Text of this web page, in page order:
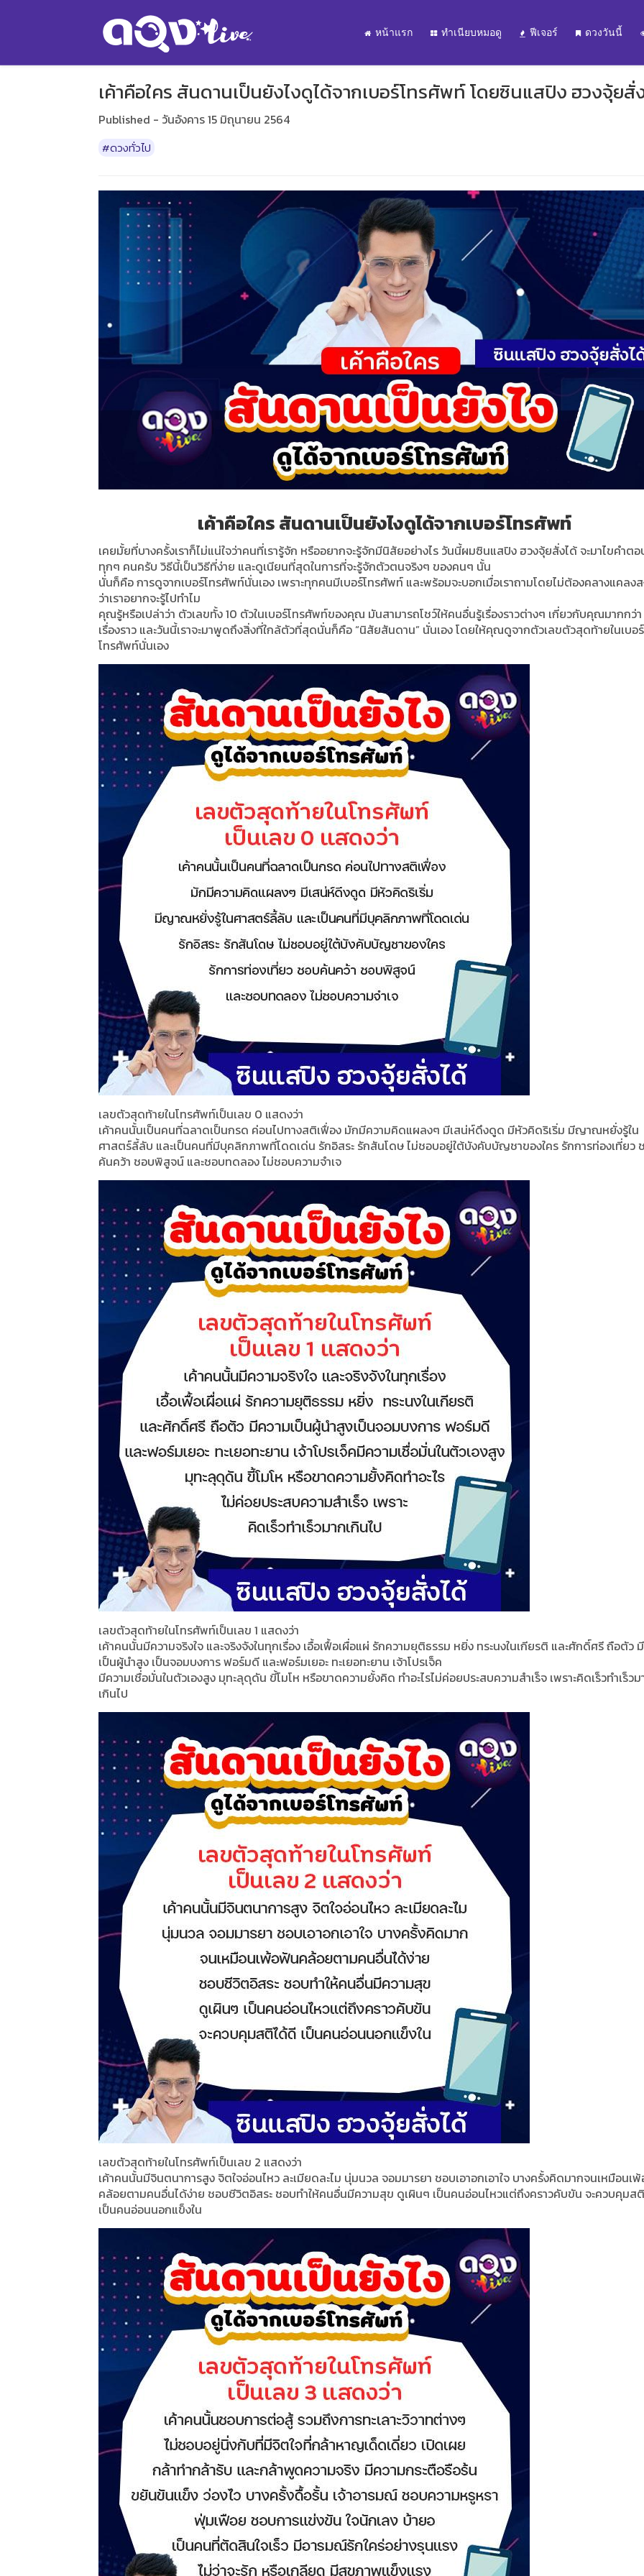
หน้าแรก ทำเนียบหมอดู ฟีเจอร์ ดวงวันนี้
เค้าคือใคร สันดานเป็นยังไงดูได้จากเบอร์โทรศัพท์ โดยซินแสปิง ฮวงจุ้ยสั่
Published - วันอังคาร 15 มิถุนายน 2564
#ดวงทั่วไป
เค้าคือใคร สันดานเป็นยังไงดูได้จากเบอร์โทรศัพท์
เคยมั้ยที่บางครั้งเราก็ไม่แน่ใจว่าคนที่เรารู้จัก หรืออยากจะรู้จักมีนิสัยอย่างไร วันนี้ผมซินแสปิง ฮวงจุ้ยสั่งได้ จะมาไขคำตอ
ทุกๆ คนครับ วิธีนี้เป็นวิธีที่ง่าย และดูเนียนที่สุดในการที่จะรู้จักตัวตนจริงๆ ของคนๆ นั้น
นั่นก็คือ การดูจากเบอร์โทรศัพท์นั่นเอง เพราะทุกคนมีเบอร์โทรศัพท์ และพร้อมจะบอกเมื่อเราถามโดยไม่ต้องคลางแคลง
ว่าเราอยากจะรู้ไปทำไม
คุณรู้หรือเปล่าว่า ตัวเลขทั้ง 10 ตัวในเบอร์โทรศัพท์ของคุณ มันสามารถโชว์ให้คนอื่นรู้เรื่องราวต่างๆ เกี่ยวกับคุณมากกว่า
เรื่องราว และวันนี้เราจะมาพูดถึงสิ่งที่ใกล้ตัวที่สุดนั่นก็คือ “นิสัยสันดาน” นั่นเอง โดยให้คุณดูจากตัวเลขตัวสุดท้ายในเบอร์
โทรศัพท์นั่นเอง
เลขตัวสุดท้ายในโทรศัพท์เป็นเลข 0 แสดงว่า
เค้าคนนั้นเป็นคนที่ฉลาดเป็นกรด ค่อนไปทางสติเฟื่อง มักมีความคิดแผลงๆ มีเสน่ห์ดึงดูด มีหัวคิดริเริ่ม มีญาณหยั่งรู้ใน
ศาสตร์ลี้ลับ และเป็นคนที่มีบุคลิกภาพที่โดดเด่น รักอิสระ รักสันโดษ ไม่ชอบอยู่ใต้บังคับบัญชาของใคร รักการท่องเที่ยว
ค้นคว้า ชอบพิสูจน์ และชอบทดลอง ไม่ชอบความจำเจ
เลขตัวสุดท้ายในโทรศัพท์เป็นเลข 1 แสดงว่า
เค้าคนนั้นมีความจริงใจ และจริงจังในทุกเรื่อง เอื้อเฟื้อเผื่อแผ่ รักความยุติธรรม หยิ่ง ทระนงในเกียรติ และศักดิ์ศรี ถือตัว
เป็นผู้นำสูง เป็นจอมบงการ ฟอร์มดี และฟอร์มเยอะ ทะเยอทะยาน เจ้าโปรเจ็ค
มีความเชื่อมั่นในตัวเองสูง มุทะลุดุดัน ขี้โมโห หรือขาดความยั้งคิด ทำอะไรไม่ค่อยประสบความสำเร็จ เพราะคิดเร็วทำเร็ว
เกินไป
เลขตัวสุดท้ายในโทรศัพท์เป็นเลข 2 แสดงว่า
เค้าคนนั้นมีจินตนาการสูง จิตใจอ่อนไหว ละเมียดละไม นุ่มนวล จอมมารยา ชอบเอาอกเอาใจ บางครั้งคิดมากจนเหมือนเ
คล้อยตามคนอื่นได้ง่าย ชอบชีวิตอิสระ ชอบทำให้คนอื่นมีความสุข ดูเผินๆ เป็นคนอ่อนไหวแต่ถึงคราวคับขัน จะควบคุมส
เป็นคนอ่อนนอกแข็งใน